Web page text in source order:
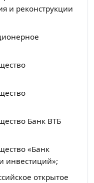
и реконструкции
Банк ВТБ
«Банк
инвестиций»;
открытое